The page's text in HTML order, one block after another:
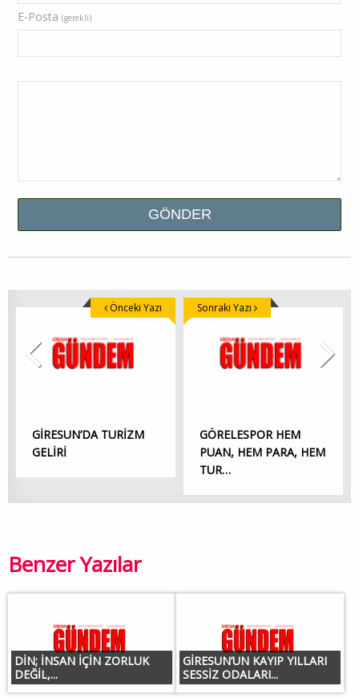
E-Posta (gerekli)
GİRESUN’DA TURİZM
GELİRİ
Önceki Yazı
GÖRELESPOR HEM
PUAN, HEM PARA, HEM
TUR…
Sonraki Yazı
Benzer Yazılar
DİN; İNSAN İÇİN ZORLUK
DEĞİL,...
GİRESUN’UN KAYIP YILLARI
SESSİZ ODALARI...